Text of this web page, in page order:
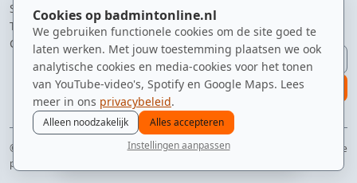
Cookies op badmintonline.nl
We gebruiken functionele cookies om de site goed te
laten werken. Met jouw toestemming plaatsen we ook
analytische cookies en media-cookies voor het tonen
van YouTube-video's, Spotify en Google Maps. Lees
meer in ons privacybeleid.
Alleen noodzakelijk
Alles accepteren
Instellingen aanpassen
Supporters
Tip de redactie
Contact
jaar een e-mail met het
laatste badmintonnieuws.
E-mailadres
aanmelden
© 2010–2026 badmintonline.nl · jouw dagelijkse dosis badminton-adrenaline
privacy
spelers ranglijst zomer